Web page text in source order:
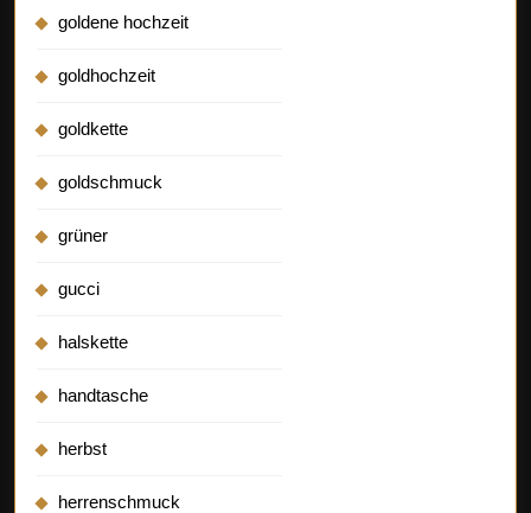
goldene hochzeit
goldhochzeit
goldkette
goldschmuck
grüner
gucci
halskette
handtasche
herbst
herrenschmuck